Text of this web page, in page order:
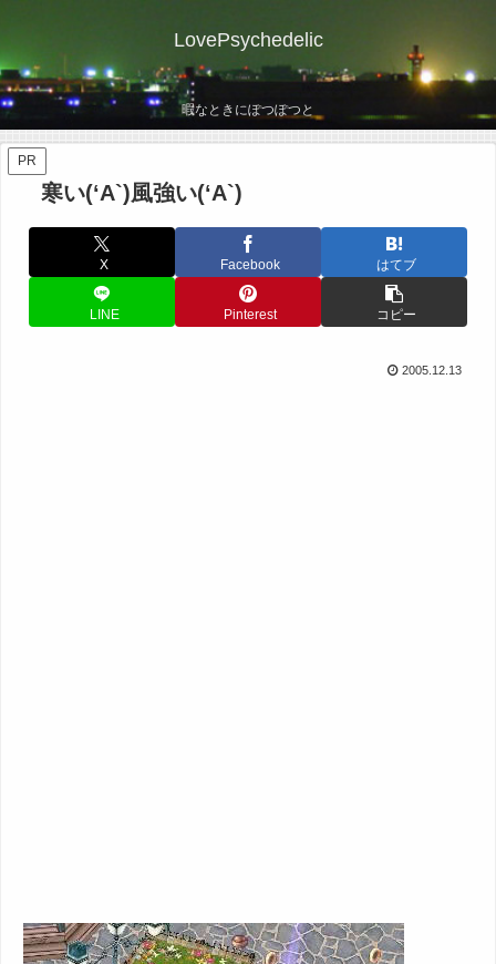
LovePsychedelic
暇なときにぽつぽつと
PR
寒い(‘A`)風強い(‘A`)
X Facebook はてブ
LINE Pinterest コピー
2005.12.13